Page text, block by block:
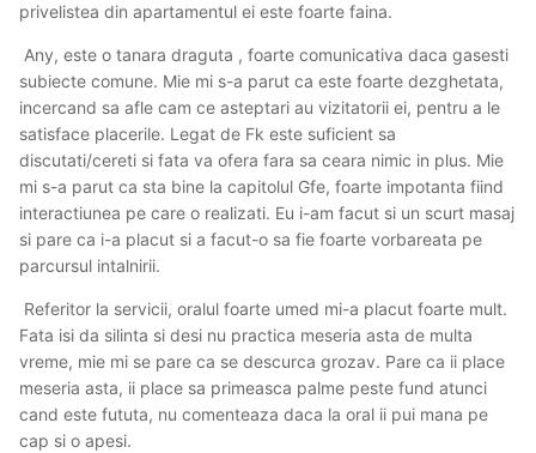
privelistea din apartamentul ei este foarte faina.
Any, este o tanara draguta , foarte comunicativa daca gasesti
subiecte comune. Mie mi s-a parut ca este foarte dezghetata,
incercand sa afle cam ce asteptari au vizitatorii ei, pentru a le
satisface placerile. Legat de Fk este suficient sa
discutati/cereti si fata va ofera fara sa ceara nimic in plus. Mie
mi s-a parut ca sta bine la capitolul Gfe, foarte impotanta fiind
interactiunea pe care o realizati. Eu i-am facut si un scurt masaj
si pare ca i-a placut si a facut-o sa fie foarte vorbareata pe
parcursul intalnirii.
Referitor la servicii, oralul foarte umed mi-a placut foarte mult.
Fata isi da silinta si desi nu practica meseria asta de multa
vreme, mie mi se pare ca se descurca grozav. Pare ca ii place
meseria asta, ii place sa primeasca palme peste fund atunci
cand este fututa, nu comenteaza daca la oral ii pui mana pe
cap si o apesi.